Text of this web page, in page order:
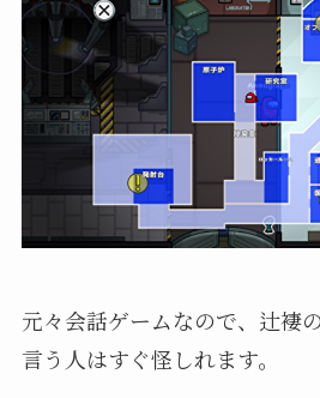
元々会話ゲームなので、辻褄
言う人はすぐ怪しれます。